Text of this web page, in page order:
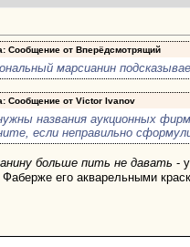
Сообщение от Вперёдсмотрящий
марсианин
Сообщение от Victor Ivanov
названия аукционных
если неправильно
больше пить не давать -
его акварельными